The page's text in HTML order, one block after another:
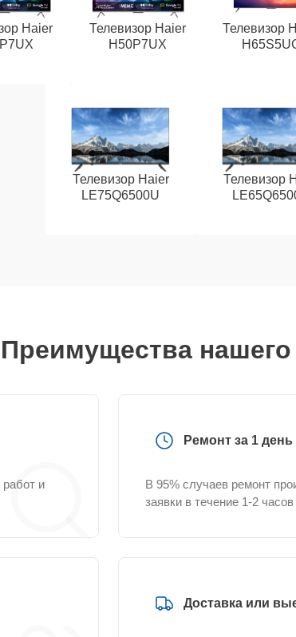
Haier
Телевизор Haier
H50P7UX
Телевизор
Телевизор Haier
LE75Q6500U
Телевизор
Преимущества нашего
и
Ремонт за 1 день
В 95% случаев ремонт
заявки в течение 1-2 часов
Доставка или